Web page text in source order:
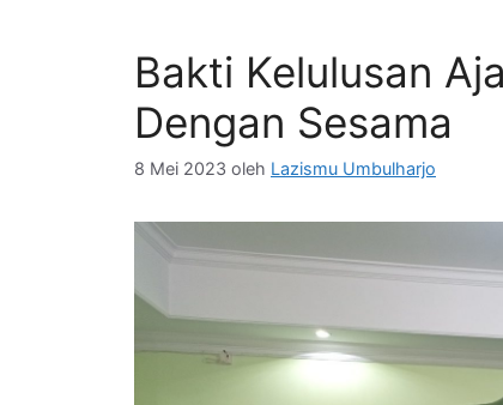
Bakti Kelulusan
Dengan Sesama
8 Mei 2023 oleh Lazismu Umbulharjo